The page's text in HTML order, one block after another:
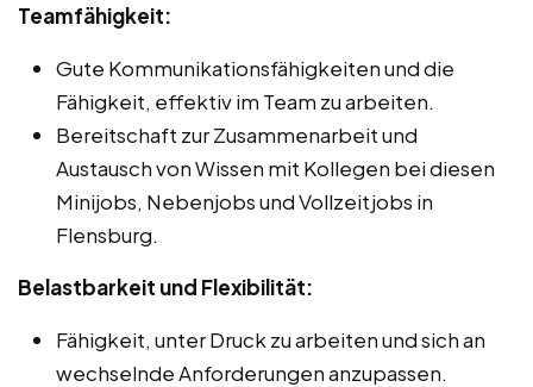
Teamfähigkeit:
Gute Kommunikationsfähigkeiten und die
Fähigkeit, effektiv im Team zu arbeiten.
Bereitschaft zur Zusammenarbeit und
Austausch von Wissen mit Kollegen bei diesen
Minijobs, Nebenjobs und Vollzeitjobs in
Flensburg.
Belastbarkeit und Flexibilität:
Fähigkeit, unter Druck zu arbeiten und sich an
wechselnde Anforderungen anzupassen.